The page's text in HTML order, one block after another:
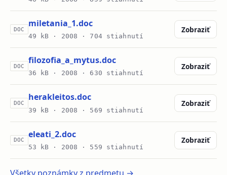
DOC
miletania_1.doc
49 kB · 2008 · 704 stiahnutí
Zobraziť
DOC
filozofia_a_mytus.doc
36 kB · 2008 · 630 stiahnutí
Zobraziť
DOC
herakleitos.doc
39 kB · 2008 · 569 stiahnutí
Zobraziť
DOC
eleati_2.doc
53 kB · 2008 · 559 stiahnutí
Zobraziť